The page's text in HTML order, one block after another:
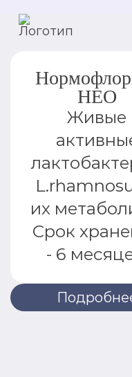
НЕО
Живые
их
Срок
- 6